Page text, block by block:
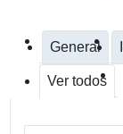
General
Ver todos